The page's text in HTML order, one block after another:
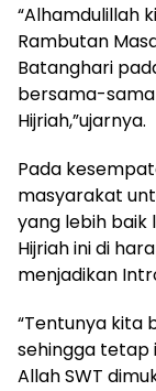
“Alhamdulillah
Rambutan
Batanghari
bersama-
Hijriah,”ujarnya.
Pada
masyarakat
yang lebih baik
Hijriah ini di
menjadikan
“Tentunya kita
sehingga tetap
Allah SWT